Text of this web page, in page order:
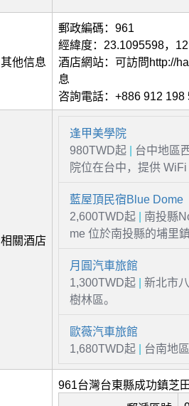
其他信息
郵政編碼：961
經緯度：23.1095598，
酒店網站：可訪問http://
息
咨詢電話：+886 912 198
相關酒店
逢甲美學院
980TWD起
台中地區
院位在台中，提供
藍屋頂民宿Blue Dome
2,600TWD起
南投縣
me 位於南投縣的埔里
月圓汽車旅館
1,300TWD起
新北市
樹林區。
歐薇汽車旅館
1,680TWD起
台南地
961台灣台東縣成功鎮芝